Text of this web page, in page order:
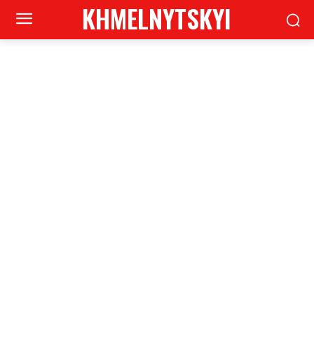
KHMELNYTSKYI